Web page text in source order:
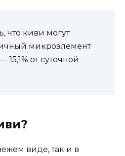
что киви могут
микроэлемент
15,1% от суточной
виде, так и в